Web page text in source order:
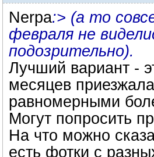
Nerpa:> (а то
февраля не
подозрительно).
Лучший вариант -
месяцев
равномерными
Могут попросить
На что можно
есть фотки с